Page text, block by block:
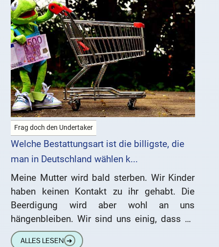
Frag doch den Undertaker
Welche Bestattungsart ist die billigste, die
man in Deutschland wählen k...
Meine Mutter wird bald sterben. Wir Kinder
haben keinen Kontakt zu ihr gehabt. Die
Beerdigung wird aber wohl an uns
hängenbleiben. Wir sind uns einig, dass es
nur eine ganz
ALLES LESEN ➔